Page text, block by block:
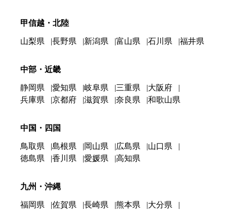
甲信越・北陸
山梨県 長野県 新潟県 富山県 石川県 福井県
中部・近畿
静岡県 愛知県 岐阜県 三重県
大阪府
兵庫県
京都府 滋賀県 奈良県 和歌山県
中国・四国
鳥取県 島根県 岡山県 広島県
山口県
徳島県
香川県 愛媛県 高知県
九州・沖縄
福岡県 佐賀県 長崎県 熊本県
大分県